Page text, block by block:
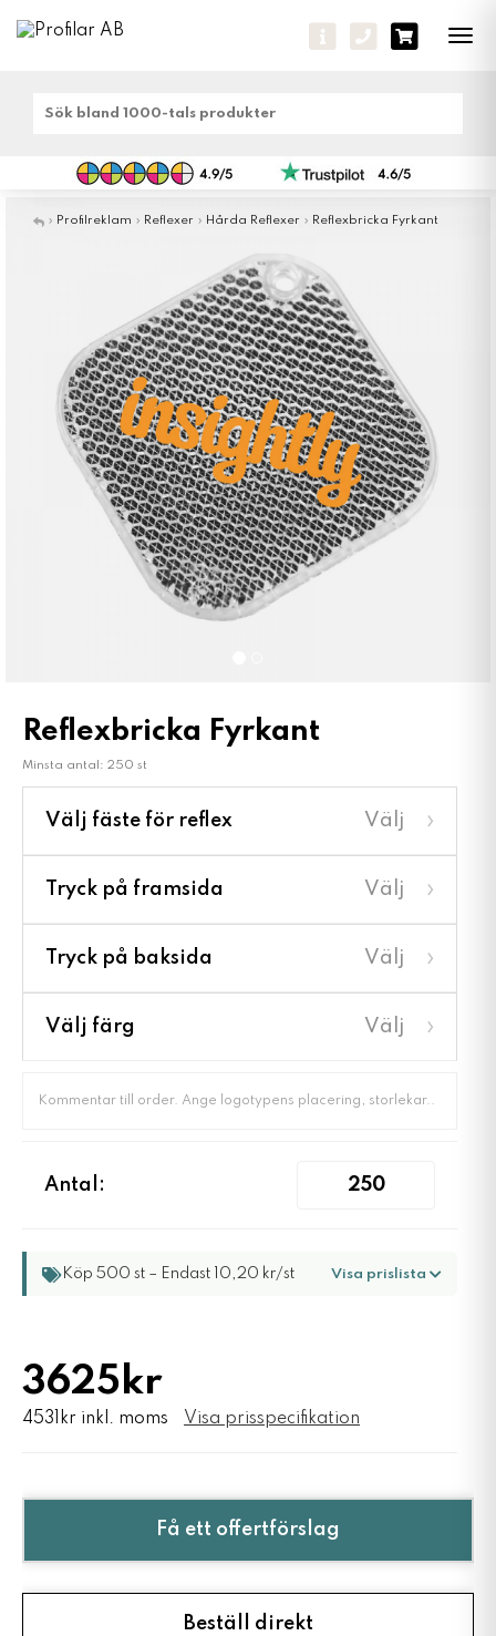
» Profilreklam » Reflexer » Hårda Reflexer » Reflexbricka Fyrkant
Reflexbricka Fyrkant
Minsta antal: 250 st
Välj fäste för reflex Välj ›
Tryck på framsida Välj ›
Tryck på baksida Välj ›
Välj färg Välj ›
Antal:
Köp 500 st – Endast 10,20 kr/st Visa prislista
3625kr
4531kr inkl. moms Visa prisspecifikation
Få ett offertförslag
Beställ direkt